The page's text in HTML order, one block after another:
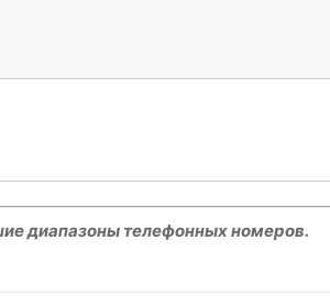
диапазоны телефонных номеров.